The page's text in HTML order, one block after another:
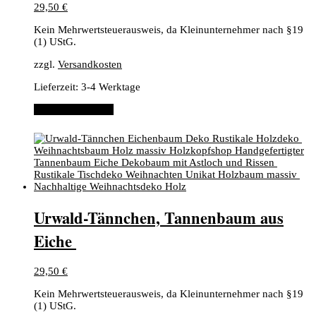
29,50 €
Kein Mehrwertsteuerausweis, da Kleinunternehmer nach §19
(1) UStG.
zzgl. Versandkosten
Lieferzeit: 3-4 Werktage
​Urwald-Tännchen, ​Tannenbaum aus
Eiche ​
29,50 €
Kein Mehrwertsteuerausweis, da Kleinunternehmer nach §19
(1) UStG.